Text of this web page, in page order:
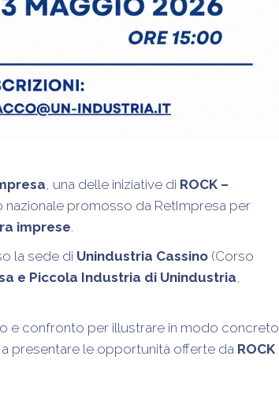
, una delle iniziative di ROCK –
nazionale promosso da RetImpresa per
imprese.
la sede di Unindustria Cassino (Corso
e Piccola Industria di Unindustria,
e confronto per illustrare in modo concreto
presentare le opportunità offerte da ROCK